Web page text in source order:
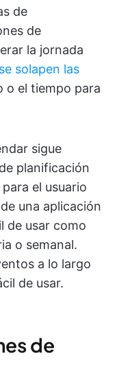
de
de
la jornada
se solapen las
o el tiempo para
sigue
planificación
el usuario
una aplicación
de usar como
o semanal.
a lo largo
de usar.
de